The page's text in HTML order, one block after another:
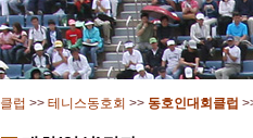
클럽 >> 테니스동호회 >> 동호인대회클럽